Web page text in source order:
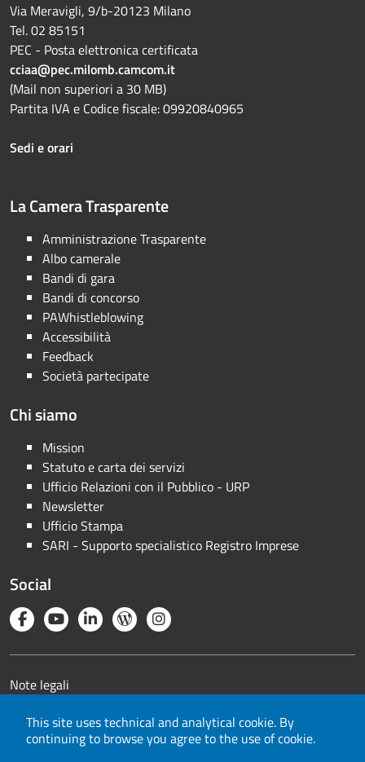
This site uses technical and analytical cookie. By
continuing to browse you agree to the use of cookie.
Via Meravigli, 9/b-20123 Milano
Tel. 02 85151
PEC - Posta elettronica certificata
cciaa@pec.milomb.camcom.it
(Mail non superiori a 30 MB)
Partita IVA e Codice fiscale: 09920840965
Sedi e orari
La Camera Trasparente
Amministrazione Trasparente
Albo camerale
Bandi di gara
Bandi di concorso
PAWhistleblowing
Accessibilità
Feedback
Società partecipate
Chi siamo
Mission
Statuto e carta dei servizi
Ufficio Relazioni con il Pubblico - URP
Newsletter
Ufficio Stampa
SARI - Supporto specialistico Registro Imprese
Social
Note legali
Cookie
Mappa del sito